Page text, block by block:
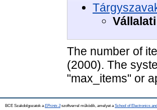
The number of
(2000). The
"max_items" or
BCE Szakdolgozatok a EPrints 3szoftverrel működik, amelyet a School of Electronics